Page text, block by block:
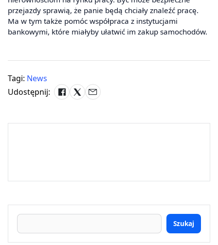
przejazdy sprawią, że panie będą chciały znaleźć pracę.
Ma w tym także pomóc współpraca z instytucjami
bankowymi, które miałyby ułatwić im zakup samochodów.
Tagi: News
Udostępnij:
Szukaj